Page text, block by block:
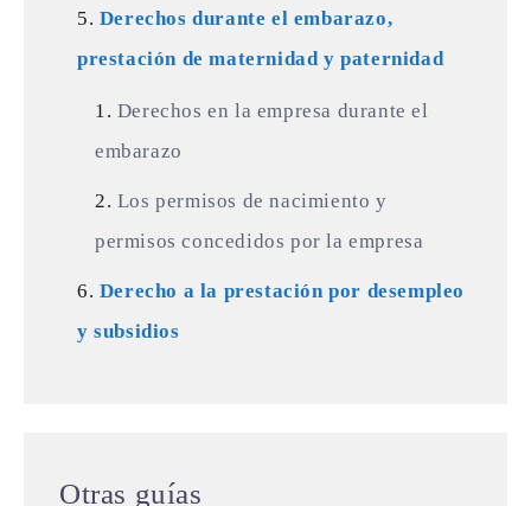
Derechos durante el embarazo,
prestación de maternidad y paternidad
Derechos en la empresa durante el
embarazo
Los permisos de nacimiento y
permisos concedidos por la empresa
Derecho a la prestación por desempleo
y subsidios
Otras guías